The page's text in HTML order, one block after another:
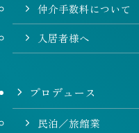
仲介手数料について
入居者様へ
プロデュース
民泊／旅館業